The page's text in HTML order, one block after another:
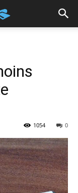
0
1054